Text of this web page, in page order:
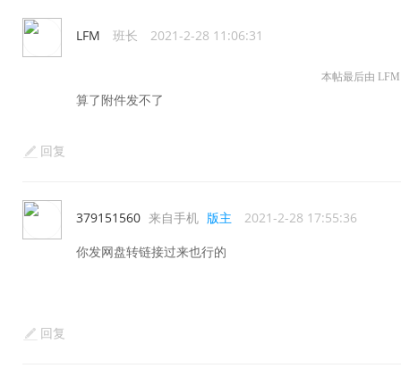
LFM 班长 2021-2-28 11:06:31
本帖最后由 LFM
算了附件发不了
回复
379151560 来自手机 版主 2021-2-28 17:55:36
你发网盘转链接过来也行的
回复